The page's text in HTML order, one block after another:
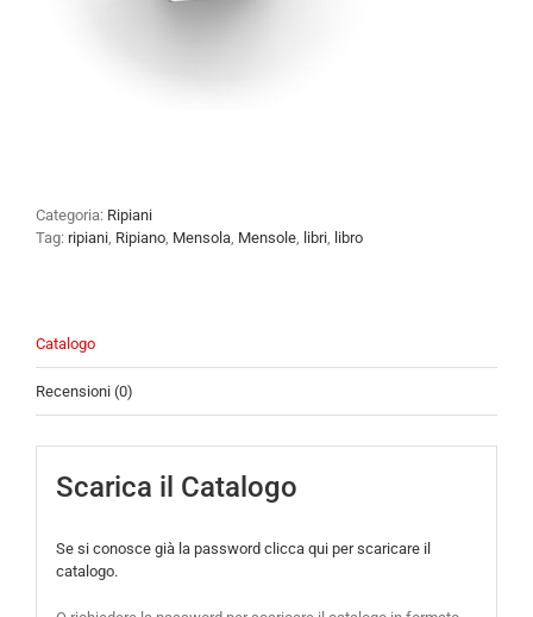
Categoria: Ripiani
Tag: ripiani, Ripiano, Mensola, Mensole, libri, libro
Catalogo
Recensioni (0)
Scarica il Catalogo
Se si conosce già la password clicca qui per scaricare il
catalogo.